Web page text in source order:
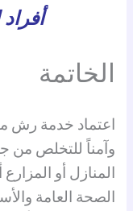
الخاتمة
اعتماد خدمة رش
وآمناً للتخلص من
المنازل أو
الصحة العامة